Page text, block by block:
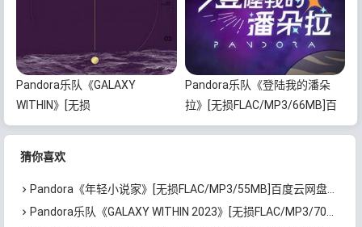
Pandora乐队《GALAXY
WITHIN》[无损
FLAC/MP3/467MB]百度云网盘
Pandora乐队《登陆我的潘朵
拉》[无损FLAC/MP3/66MB]百
度云网盘下载
猜你喜欢
Pandora《年轻小说家》[无损FLAC/MP3/55MB]百度云网盘下载
Pandora乐队《GALAXY WITHIN 2023》[无损FLAC/MP3/704MB]百度云网盘下载